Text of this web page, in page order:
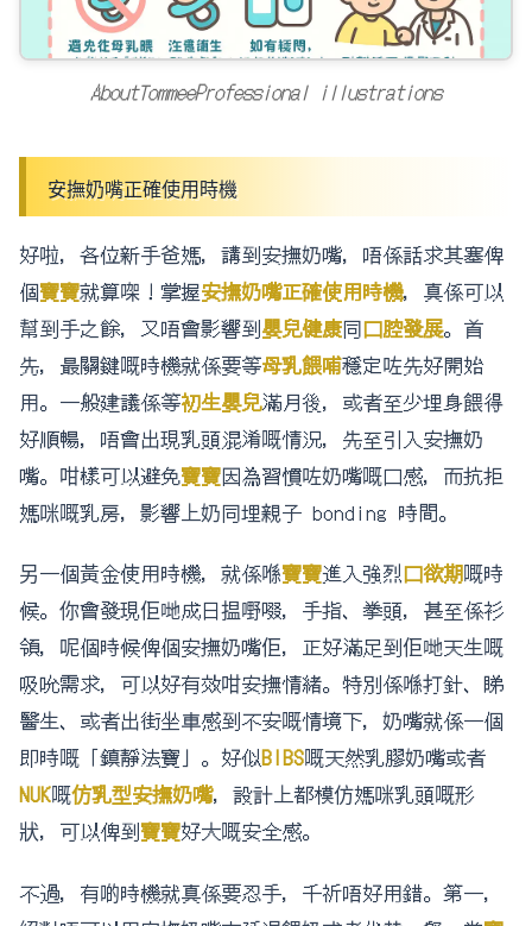
AboutTommeeProfessional illustrations
安撫奶嘴正確使用時機
好啦，各位新手爸媽，講到安撫奶嘴，唔係話求其塞俾
個寶寶就算㗎！掌握安撫奶嘴正確使用時機，真係可以
幫到手之餘，又唔會影響到嬰兒健康同口腔發展。首
先，最關鍵嘅時機就係要等母乳餵哺穩定咗先好開始
用。一般建議係等初生嬰兒滿月後，或者至少埋身餵得
好順暢，唔會出現乳頭混淆嘅情況，先至引入安撫奶
嘴。咁樣可以避免寶寶因為習慣咗奶嘴嘅口感，而抗拒
媽咪嘅乳房，影響上奶同埋親子 bonding 時間。
另一個黃金使用時機，就係喺寶寶進入強烈口欲期嘅時
候。你會發現佢哋成日揾嘢啜，手指、拳頭，甚至係衫
領，呢個時候俾個安撫奶嘴佢，正好滿足到佢哋天生嘅
吸吮需求，可以好有效咁安撫情緒。特別係喺打針、睇
醫生、或者出街坐車感到不安嘅情境下，奶嘴就係一個
即時嘅「鎮靜法寶」。好似BIBS嘅天然乳膠奶嘴或者
NUK嘅仿乳型安撫奶嘴，設計上都模仿媽咪乳頭嘅形
狀，可以俾到寶寶好大嘅安全感。
不過，有啲時機就真係要忍手，千祈唔好用錯。第一，